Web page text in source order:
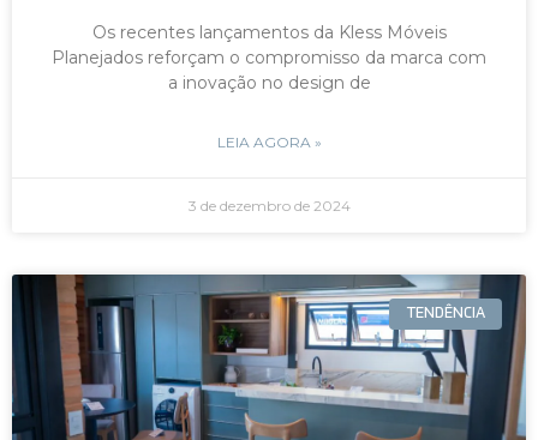
Os recentes lançamentos da Kless Móveis
Planejados reforçam o compromisso da marca com
a inovação no design de
LEIA AGORA »
3 de dezembro de 2024
TENDÊNCIA